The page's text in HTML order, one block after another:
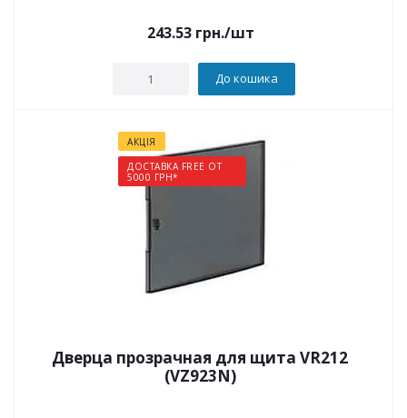
243.53грн./шт
До кошика
АКЦІЯ
ДОСТАВКА FREE ОТ
5000 ГРН*
Дверца прозрачная для щита VR212
(VZ923N)